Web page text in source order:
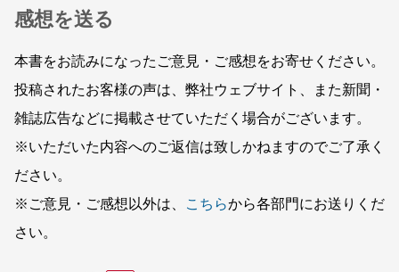
感想を送る
本書をお読みになったご意見・ご感想をお寄せください。
投稿されたお客様の声は、弊社ウェブサイト、また新聞・
雑誌広告などに掲載させていただく場合がございます。
※いただいた内容へのご返信は致しかねますのでご了承く
ださい。
※ご意見・ご感想以外は、
こちらから各部門にお送りくだ
さい。